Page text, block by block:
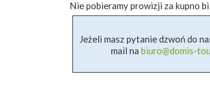
Nie pobieramy prowizji za kupno
Jeżeli masz pytanie dzwoń do
mail na biuro@domis-